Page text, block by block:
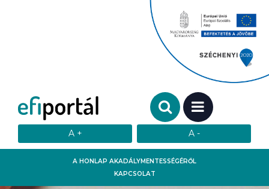
A HONLAP AKADÁLYMENTESSÉGÉRŐL
KAPCSOLAT
Keresendő szó:
MENÜ